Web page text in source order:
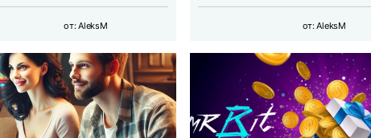
от:AleksM от:AleksM